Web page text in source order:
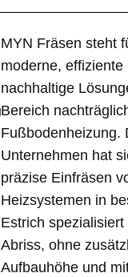
MYN Fräsen steht
moderne, effiziente
nachhaltige
Bereich
Fußbodenheizung.
Unternehmen hat
präzise Einfräsen
Heizsystemen in
Estrich spezialisiert
Abriss, ohne
Aufbauhöhe und